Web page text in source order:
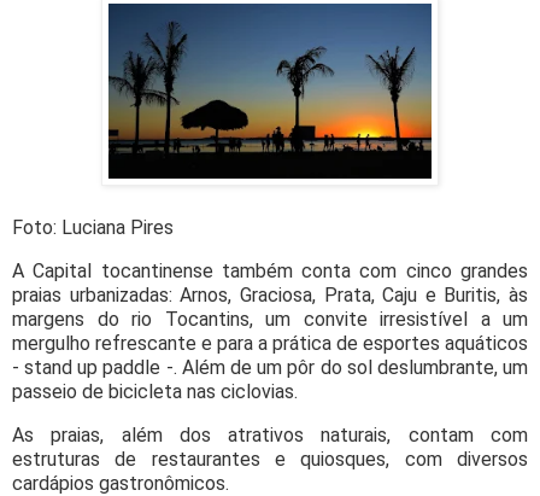
Foto: Luciana Pires
A Capital tocantinense também conta com cinco grandes
praias urbanizadas: Arnos, Graciosa, Prata, Caju e Buritis, às
margens do rio Tocantins, um convite irresistível a um
mergulho refrescante e para a prática de esportes aquáticos
- stand up paddle -. Além de um pôr do sol deslumbrante, um
passeio de bicicleta nas ciclovias.
As praias, além dos atrativos naturais, contam com
estruturas de restaurantes e quiosques, com diversos
cardápios gastronômicos.